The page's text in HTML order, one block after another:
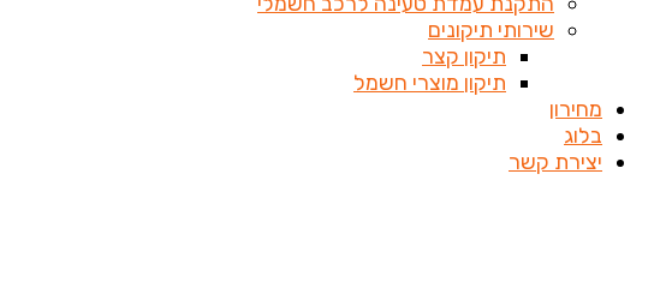
שירותי תיקונים
תיקון קצר
תיקון מוצרי חשמל
מחירון
בלוג
יצירת קשר